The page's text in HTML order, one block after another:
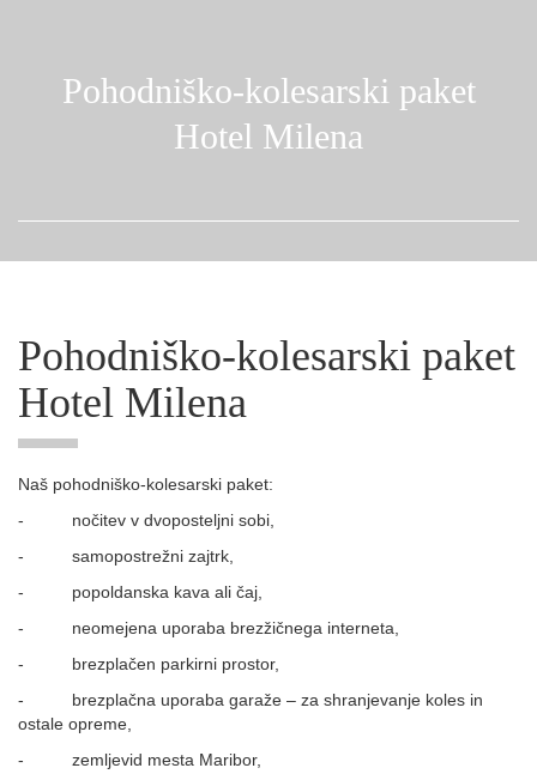
Pohodniško-kolesarski paket
Hotel Milena
Pohodniško-kolesarski paket
Hotel Milena
Naš pohodniško-kolesarski paket:
-
nočitev v dvoposteljni sobi,
-
samopostrežni zajtrk,
-
popoldanska kava ali čaj,
-
neomejena uporaba brezžičnega interneta,
-
brezplačen parkirni prostor,
-
brezplačna uporaba garaže – za shranjevanje koles in
ostale opreme,
-
zemljevid mesta Maribor,